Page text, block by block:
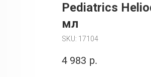
Pediatrics
мл
SKU: 17104
4 983 р.